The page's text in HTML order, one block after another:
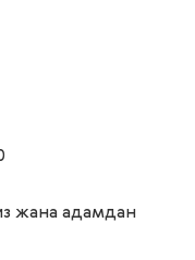
жана адамдан